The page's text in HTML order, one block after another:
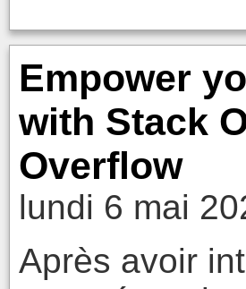
Empower
with Stack
Overflow
lundi 6 mai
Après avoir